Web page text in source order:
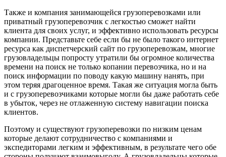
Также и компания занимающейся грузоперевозками или
приватный грузоперевозчик с легкостью сможет найти
клиента для своих услуг, и эффективно использовать ресурсы
компании. Представьте себе если бы не было такого интернет
ресурса как диспетчерский сайт по грузоперевозкам, многие
грузовладельцы попросту утратили бы огромное количества
времени на поиск не только копании перевозчика, но и на
поиск информации по поводу какую машину нанять, при
этом теряя драгоценное время. Такая же ситуация могла быть
и с грузоперевозчиками которые могли бы даже работать себе
в убыток, через не отлаженную систему навигации поиска
клиентов.
Поэтому и существуют грузоперевозки по низким ценам
которые делают сотрудничество с компаниями и
экспедиторами легким и эффективным, в результате чего обе